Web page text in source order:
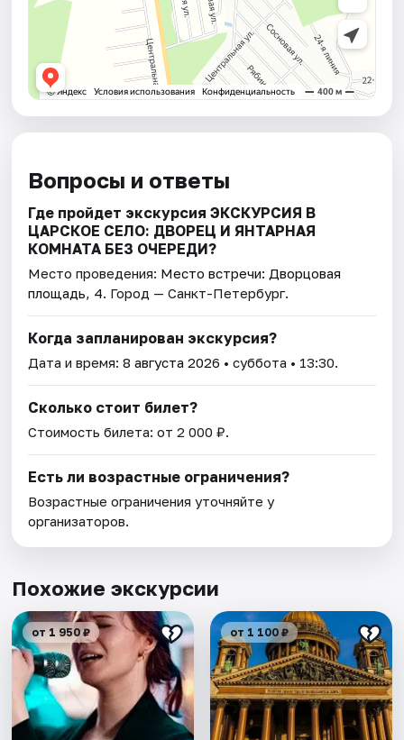
Вопросы и ответы
Где пройдет экскурсия ЭКСКУРСИЯ В
ЦАРСКОЕ СЕЛО: ДВОРЕЦ И ЯНТАРНАЯ
КОМНАТА БЕЗ ОЧЕРЕДИ?
Место проведения: Место встречи: Дворцовая
площадь, 4. Город — Санкт-Петербург.
Когда запланирован экскурсия?
Дата и время:8 августа 2026 • суббота • 13:30.
Сколько стоит билет?
Стоимость билета: от 2 000 ₽.
Есть ли возрастные ограничения?
Возрастные ограничения уточняйте у
организаторов.
Похожие экскурсии
от 1 950 ₽ от 1 100 ₽